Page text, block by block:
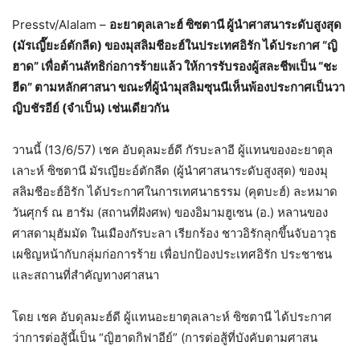
Presstv/Alalam – อะยาตุลเลาะฮ์ ซิซตานี ผู้นำศาสนาระดับสูงสุด
(มัรเญี๊ยะอ์ตักลีด) ของมุสลิมชีอะฮ์ในประเทศอิรัก ได้ประกาศ “ญิ
ฮาด” เพื่อต้านลัทธิก่อการร้ายแล้ว ให้การรับรองผู้สละชีพเป็น “ชะ
ฮีด” ตามหลักศาสนา ขณะที่ผู้นำมุสลิมซุนนีเห็นพ้องประกาศเป็นวา
ญิบชัรอีย์ (จำเป็น) เช่นเดียวกัน
วานนี้ (13/6/57) เชค อับดุลมะฮ์ดี กัรบะลาอี ผู้แทนของอะยาตุล
เลาะห์ ซิซตานี มัรเญียะอ์ตักลีด (ผู้นำศาสนาระดับสูงสุด) ของมุ
สลิมชีอะฮ์อิรัก ได้ประกาศในการเทศนาธรรม (คุตบะฮ์) ละหมาด
วันศุกร์ ณ ฮารัม (สถานที่ฝังศพ) ของอิมามฮูเซน (อ.) หลานของ
ศาสดามุฮัมมัด ในเมืองกัรบะลา เรียกร้อง ชาวอิรักลุกขึ้นจับอาวุธ
เผชิญหน้ากับกลุ่มก่อการร้าย เพื่อปกป้องประเทศอิรัก ประชาชน
และสถานที่สำคัญทางศาสนา
โดย เชค อับดุลมะฮ์ดี ผู้แทนอะยาตุลเลาะห์ ซิซตานี ได้ประกาศ
ว่าการต่อสู้นี้เป็น “ญิฮาดกิฟาอีย์” (การต่อสู้ที่บังคับตามศาสน